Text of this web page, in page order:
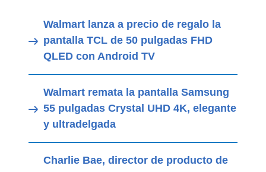
Walmart lanza a precio de regalo la
pantalla TCL de 50 pulgadas FHD
QLED con Android TV
Walmart remata la pantalla Samsung
55 pulgadas Crystal UHD 4K, elegante
y ultradelgada
Charlie Bae, director de producto de